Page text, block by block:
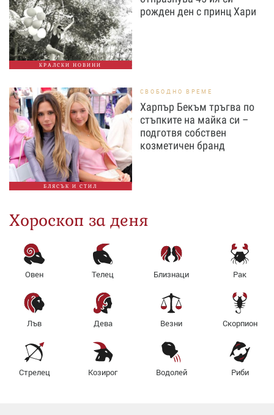
КРАЛСКИ НОВИНИ
рожден ден с принц Хари
БЛЯСЪК И СТИЛ
СВОБОДНО ВРЕМЕ
Харпър Бекъм тръгва по
стъпките на майка си –
подготвя собствен
козметичен бранд
Хороскоп за деня
Овен Телец Близнаци Рак
Лъв Дева Везни Скорпион
Стрелец Козирог Водолей Риби